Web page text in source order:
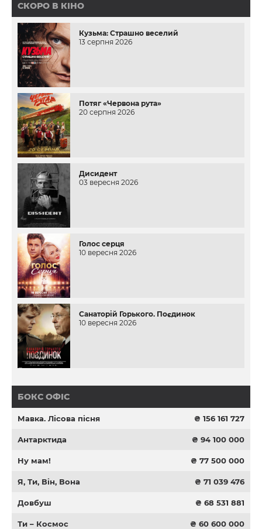
СКОРО В КІНО
Кузьма: Страшно веселий
13 серпня 2026
Потяг «Червона рута»
20 серпня 2026
Дисидент
03 вересня 2026
Голос серця
10 вересня 2026
Санаторій Горького. Поєдинок
10 вересня 2026
БОКС ОФІС
Мавка. Лісова пісня ₴ 156 161 727
Антарктида ₴ 94 100 000
Ну мам! ₴ 77 500 000
Я, Ти, Він, Вона ₴ 71 039 476
Довбуш ₴ 68 531 881
Ти – Космос ₴ 60 600 000